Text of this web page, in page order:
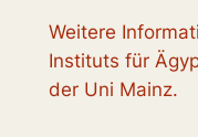
Weitere
Instituts für
der Uni Mainz.